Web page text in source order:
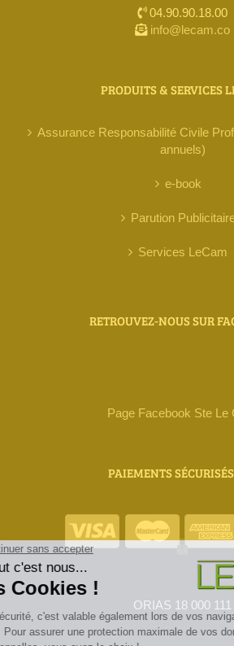
04.90.90.18.00
info@lecam.co
PRODUITS & SERVICES
Assurance Responsabilité Civile
annuels)
e-book
Parution
Services LeCam
RETROUVEZ-NOUS SUR
Page Facebook Ste Le
PAIEMENTS
ORIAS 18 000 111